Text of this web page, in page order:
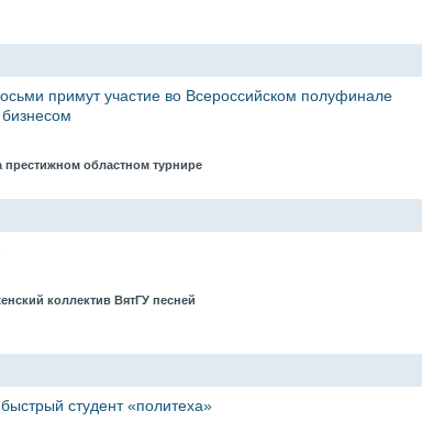
примут участие во Всероссийском полуфинале
областном турнире
коллектив ВятГУ песней
студент «политеха»